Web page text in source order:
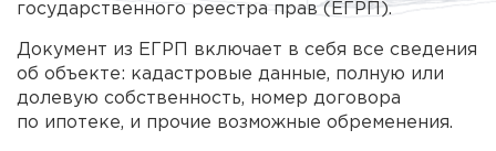
государственного реестра прав (ЕГРП).
Документ из ЕГРП включает в себя все сведения
об объекте: кадастровые данные, полную или
долевую собственность, номер договора
по ипотеке, и прочие возможные обременения.